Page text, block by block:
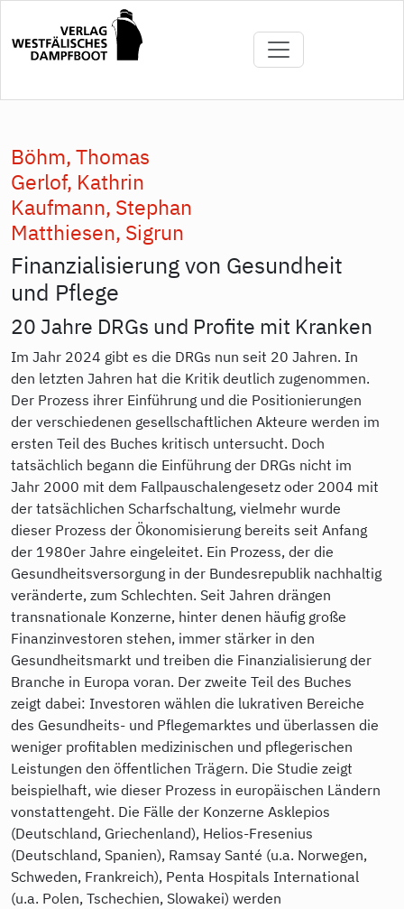
Inhalt
Böhm, Thomas
Gerlof, Kathrin
Kaufmann, Stephan
Matthiesen, Sigrun
Finanzialisierung von Gesundheit
und Pflege
20 Jahre DRGs und Profite mit Kranken
Im Jahr 2024 gibt es die DRGs nun seit 20 Jahren. In
den letzten Jahren hat die Kritik deutlich zugenommen.
Der Prozess ihrer Einführung und die Positionierungen
der verschiedenen gesellschaftlichen Akteure werden im
ersten Teil des Buches kritisch untersucht. Doch
tatsächlich begann die Einführung der DRGs nicht im
Jahr 2000 mit dem Fallpauschalengesetz oder 2004 mit
der tatsächlichen Scharfschaltung, vielmehr wurde
dieser Prozess der Ökonomisierung bereits seit Anfang
der 1980er Jahre eingeleitet. Ein Prozess, der die
Gesundheitsversorgung in der Bundesrepublik nachhaltig
veränderte, zum Schlechten. Seit Jahren drängen
transnationale Konzerne, hinter denen häufig große
Finanzinvestoren stehen, immer stärker in den
Gesundheitsmarkt und treiben die Finanzialisierung der
Branche in Europa voran. Der zweite Teil des Buches
zeigt dabei: Investoren wählen die lukrativen Bereiche
des Gesundheits- und Pflegemarktes und überlassen die
weniger profitablen medizinischen und pflegerischen
Leistungen den öffentlichen Trägern. Die Studie zeigt
beispielhaft, wie dieser Prozess in europäischen Ländern
vonstattengeht. Die Fälle der Konzerne Asklepios
(Deutschland, Griechenland), Helios-Fresenius
(Deutschland, Spanien), Ramsay Santé (u.a. Norwegen,
Schweden, Frankreich), Penta Hospitals International
(u.a. Polen, Tschechien, Slowakei) werden